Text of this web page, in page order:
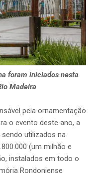
foram iniciados nesta
Madeira
pela ornamentação
o evento deste ano, a
utilizados na
(um milhão e
instalados em todo o
Rondoniense